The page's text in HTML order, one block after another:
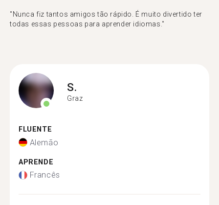
"Nunca fiz tantos amigos tão rápido. É muito divertido ter
todas essas pessoas para aprender idiomas."
S.
Graz
FLUENTE
Alemão
APRENDE
Francês